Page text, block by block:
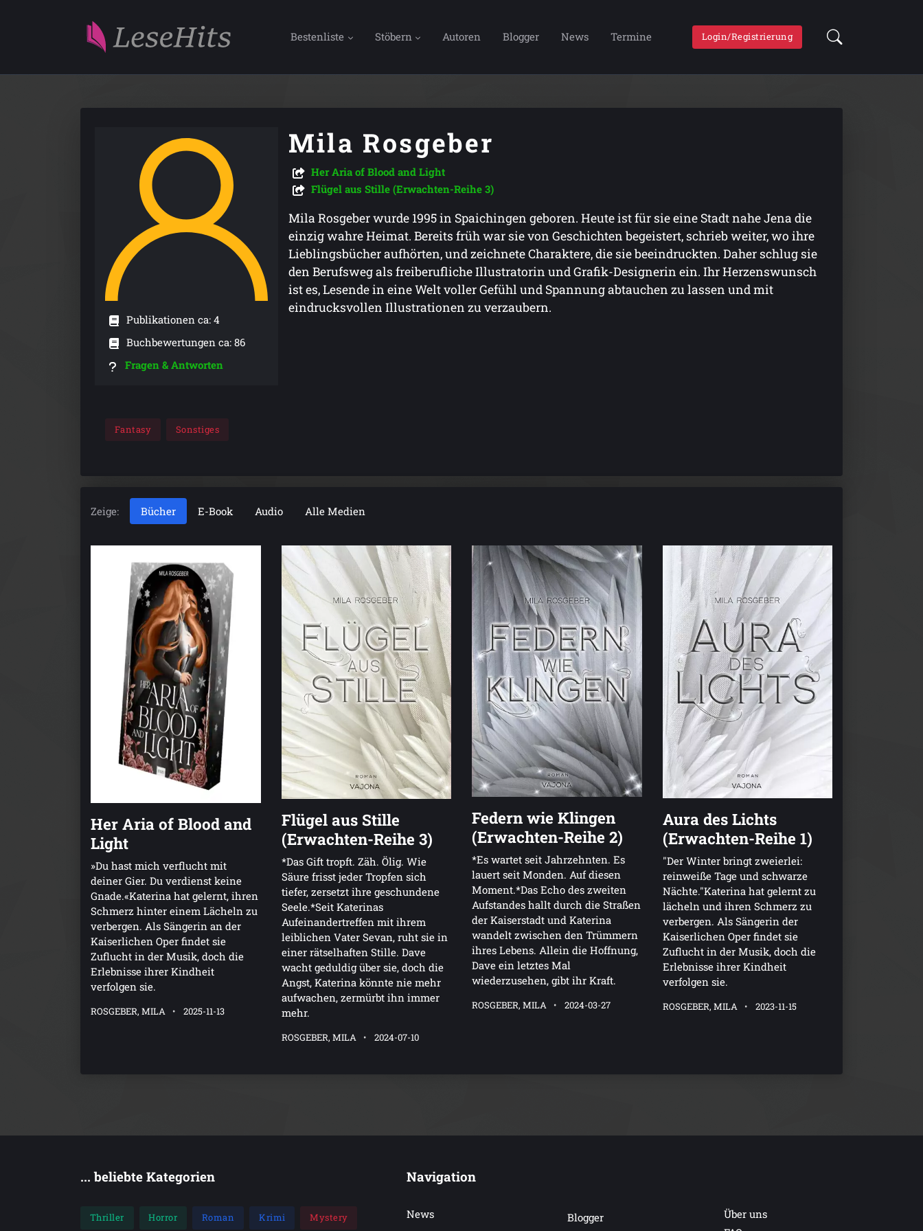
Bestenliste Stöbern Autoren Blogger News Termine Login/Registrierung
Publikationen ca: 4
Buchbewertungen ca: 86
Fragen & Antworten
Mila Rosgeber
Her Aria of Blood and Light
Flügel aus Stille (Erwachten-Reihe 3)
Mila Rosgeber wurde 1995 in Spaichingen geboren. Heute ist für sie eine Stadt nahe Jena die
einzig wahre Heimat. Bereits früh war sie von Geschichten begeistert, schrieb weiter, wo ihre
Lieblingsbücher aufhörten, und zeichnete Charaktere, die sie beeindruckten. Daher schlug sie
den Berufsweg als freiberufliche Illustratorin und Grafik-Designerin ein. Ihr Herzenswunsch
ist es, Lesende in eine Welt voller Gefühl und Spannung abtauchen zu lassen und mit
eindrucksvollen Illustrationen zu verzaubern.
Fantasy Sonstiges
Zeige: Bücher E-Book Audio Alle Medien
Her Aria of Blood and
Light
»Du hast mich verflucht mit
deiner Gier. Du verdienst keine
Gnade.«Katerina hat gelernt, ihren
Schmerz hinter einem Lächeln zu
verbergen. Als Sängerin an der
Kaiserlichen Oper findet sie
Zuflucht in der Musik, doch die
Erlebnisse ihrer Kindheit
verfolgen sie.
ROSGEBER, MILA 2025-11-13
Flügel aus Stille
(Erwachten-Reihe 3)
*Das Gift tropft. Zäh. Ölig. Wie
Säure frisst jeder Tropfen sich
tiefer, zersetzt ihre geschundene
Seele.*Seit Katerinas
Aufeinandertreffen mit ihrem
leiblichen Vater Sevan, ruht sie in
einer rätselhaften Stille. Dave
wacht geduldig über sie, doch die
Angst, Katerina könnte nie mehr
aufwachen, zermürbt ihn immer
mehr.
ROSGEBER, MILA 2024-07-10
Federn wie Klingen
(Erwachten-Reihe 2)
*Es wartet seit Jahrzehnten. Es
lauert seit Monden. Auf diesen
Moment.*Das Echo des zweiten
Aufstandes hallt durch die Straßen
der Kaiserstadt und Katerina
wandelt zwischen den Trümmern
ihres Lebens. Allein die Hoffnung,
Dave ein letztes Mal
wiederzusehen, gibt ihr Kraft.
ROSGEBER, MILA 2024-03-27
Aura des Lichts
(Erwachten-Reihe 1)
"Der Winter bringt zweierlei:
reinweiße Tage und schwarze
Nächte."Katerina hat gelernt zu
lächeln und ihren Schmerz zu
verbergen. Als Sängerin der
Kaiserlichen Oper findet sie
Zuflucht in der Musik, doch die
Erlebnisse ihrer Kindheit
verfolgen sie.
ROSGEBER, MILA 2023-11-15
... beliebte Kategorien
Thriller Horror Roman Krimi Mystery
Navigation
News
Blogger
Über uns